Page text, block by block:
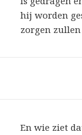
hij worden
zorgen
En wie ziet